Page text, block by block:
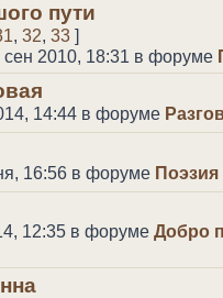
пути
, 32, 33 ]
сен 2010, 18:31 в форуме
14:44 в форуме
16:56 в форуме Поэзия
12:35 в форуме Добро